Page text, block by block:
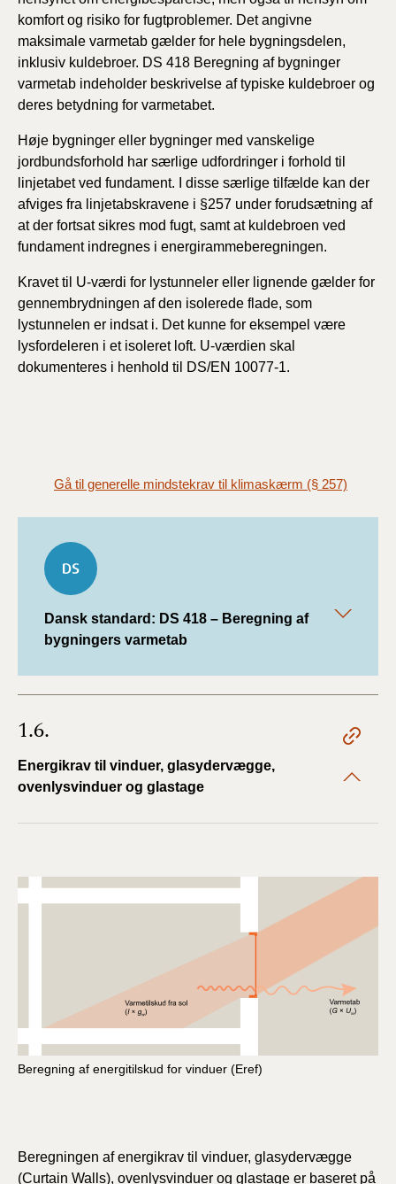
komfort og risiko for fugtproblemer. Det angivne
maksimale varmetab gælder for hele bygningsdelen,
inklusiv kuldebroer. DS 418 Beregning af bygninger
varmetab indeholder beskrivelse af typiske kuldebroer og
deres betydning for varmetabet.
Høje bygninger eller bygninger med vanskelige
jordbundsforhold har særlige udfordringer i forhold til
linjetabet ved fundament. I disse særlige tilfælde kan der
afviges fra linjetabskravene i §257 under forudsætning af
at der fortsat sikres mod fugt, samt at kuldebroen ved
fundament indregnes i energirammeberegningen.
Kravet til U-værdi for lystunneler eller lignende gælder for
gennembrydningen af den isolerede flade, som
lystunnelen er indsat i. Det kunne for eksempel være
lysfordeleren i et isoleret loft. U-værdien skal
dokumenteres i henhold til DS/EN 10077-1.
Gå til generelle mindstekrav til klimaskærm (§ 257)
Dansk standard: DS 418 – Beregning af
bygningers varmetab
1.6.
Energikrav til vinduer, glasydervægge,
ovenlysvinduer og glastage
Beregning af energitilskud for vinduer (Eref)
Beregningen af energikrav til vinduer, glasydervægge
(Curtain Walls), ovenlysvinduer og glastage er baseret på